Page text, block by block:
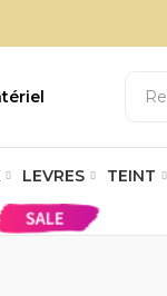
LEVRES TEINT